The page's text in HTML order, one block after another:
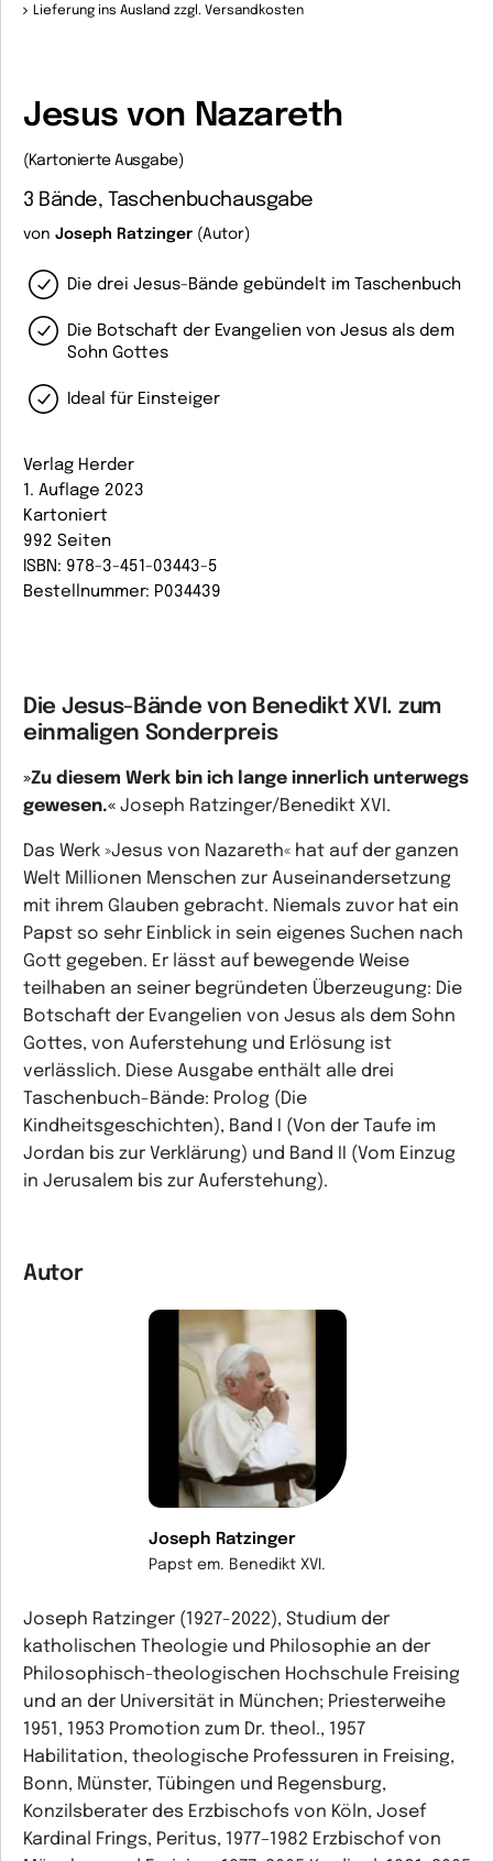
Lieferung ins Ausland zzgl. Versandkosten
Jesus von Nazareth
(Kartonierte Ausgabe)
3 Bände, Taschenbuchausgabe
von Joseph Ratzinger (Autor)
Die drei Jesus-Bände gebündelt im Taschenbuch
Die Botschaft der Evangelien von Jesus als dem
Sohn Gottes
Ideal für Einsteiger
Verlag Herder
1. Auflage 2023
Kartoniert
992 Seiten
ISBN: 978-3-451-03443-5
Bestellnummer: P034439
Die Jesus-Bände von Benedikt XVI. zum
einmaligen Sonderpreis
»Zu diesem Werk bin ich lange innerlich unterwegs
gewesen.« Joseph Ratzinger/Benedikt XVI.
Das Werk »Jesus von Nazareth« hat auf der ganzen
Welt Millionen Menschen zur Auseinandersetzung
mit ihrem Glauben gebracht. Niemals zuvor hat ein
Papst so sehr Einblick in sein eigenes Suchen nach
Gott gegeben. Er lässt auf bewegende Weise
teilhaben an seiner begründeten Überzeugung: Die
Botschaft der Evangelien von Jesus als dem Sohn
Gottes, von Auferstehung und Erlösung ist
verlässlich. Diese Ausgabe enthält alle drei
Taschenbuch-Bände: Prolog (Die
Kindheitsgeschichten), Band I (Von der Taufe im
Jordan bis zur Verklärung) und Band II (Vom Einzug
in Jerusalem bis zur Auferstehung).
Autor
Joseph Ratzinger
Papst em. Benedikt XVI.
Joseph Ratzinger (1927-2022), Studium der
katholischen Theologie und Philosophie an der
Philosophisch-theologischen Hochschule Freising
und an der Universität in München; Priesterweihe
1951, 1953 Promotion zum Dr. theol., 1957
Habilitation, theologische Professuren in Freising,
Bonn, Münster, Tübingen und Regensburg,
Konzilsberater des Erzbischofs von Köln, Josef
Kardinal Frings, Peritus, 1977–1982 Erzbischof von